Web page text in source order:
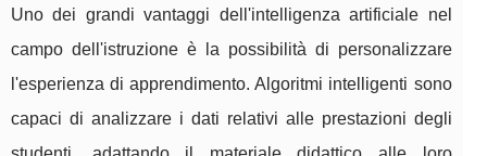
Uno dei grandi vantaggi dell'intelligenza artificiale nel
campo dell'istruzione è la possibilità di personalizzare
l'esperienza di apprendimento. Algoritmi intelligenti sono
capaci di analizzare i dati relativi alle prestazioni degli